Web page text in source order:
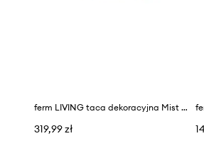
ferm LIVING taca dekoracyjna Mist 30 cm
319,99 zł